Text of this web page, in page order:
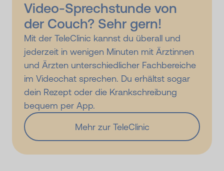
Video-Sprechstunde von
der Couch? Sehr gern!
Mit der TeleClinic kannst du überall und
jederzeit in wenigen Minuten mit Ärztinnen
und Ärzten unterschiedlicher Fachbereiche
im Videochat sprechen. Du erhältst sogar
dein Rezept oder die Krankschreibung
bequem per App.
Mehr zur TeleClinic